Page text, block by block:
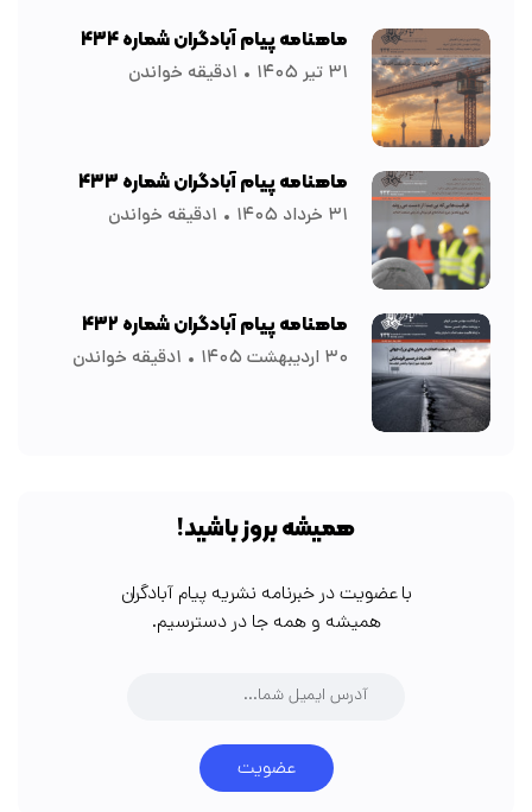
ماهنامه پیام آبادگران شماره ۴۳۴
۳۱ تیر ۱۴۰۵ ۱دقیقه خواندن
ماهنامه پیام آبادگران شماره ۴۳۳
۳۱ خرداد ۱۴۰۵ ۱دقیقه خواندن
ماهنامه پیام آبادگران شماره ۴۳۲
۳۰ اردیبهشت ۱۴۰۵ ۱دقیقه خواندن
همیشه بروز باشید!
با عضویت در خبرنامه نشریه پیام آبادگران
همیشه و همه جا در دسترسیم.
عضویت